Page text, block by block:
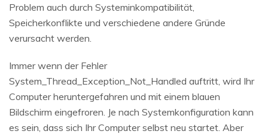
Problem auch durch Systeminkompatibilität,
Speicherkonflikte und verschiedene andere Gründe
verursacht werden.
Immer wenn der Fehler
System_Thread_Exception_Not_Handled auftritt, wird Ihr
Computer heruntergefahren und mit einem blauen
Bildschirm eingefroren. Je nach Systemkonfiguration kann
es sein, dass sich Ihr Computer selbst neu startet. Aber